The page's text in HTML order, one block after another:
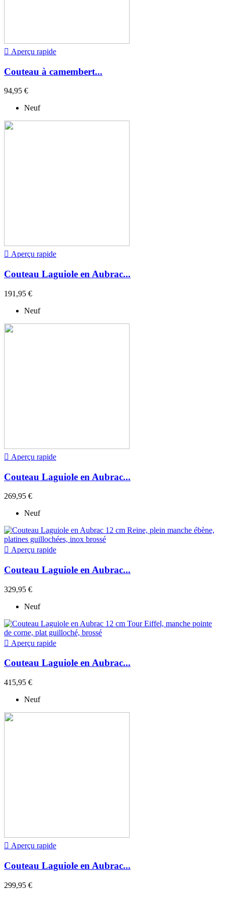
 Aperçu rapide
Couteau à camembert...
94,95 €
Neuf
 Aperçu rapide
Couteau Laguiole en Aubrac...
191,95 €
Neuf
 Aperçu rapide
Couteau Laguiole en Aubrac...
269,95 €
Neuf
 Aperçu rapide
Couteau Laguiole en Aubrac...
329,95 €
Neuf
 Aperçu rapide
Couteau Laguiole en Aubrac...
415,95 €
Neuf
 Aperçu rapide
Couteau Laguiole en Aubrac...
299,95 €